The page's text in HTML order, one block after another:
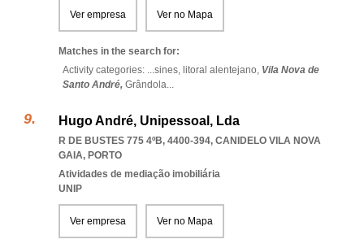
Ver empresa Ver no Mapa
Matches in the search for:
Activity categories: ...sines, litoral alentejano, Vila Nova de
Santo André, Grândola...
Hugo André, Unipessoal, Lda
R DE BUSTES 775 4ºB, 4400-394, CANIDELO VILA NOVA
GAIA, PORTO
Atividades de mediação imobiliária
UNIP
Ver empresa Ver no Mapa